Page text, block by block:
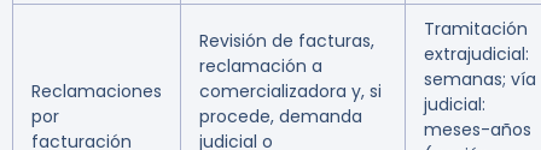
Reclamaciones
por
facturación
Revisión de facturas,
reclamación a
comercializadora y, si
procede, demanda
judicial o
Tramitación
extrajudicial:
semanas; vía
judicial:
meses-años